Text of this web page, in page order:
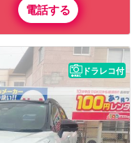
電話する
ドラレコ付